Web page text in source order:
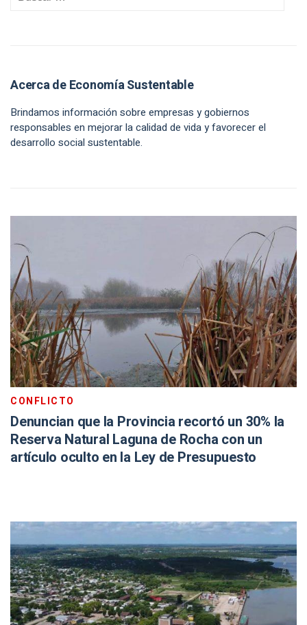
Acerca de Economía Sustentable
Brindamos información sobre empresas y gobiernos
responsables en mejorar la calidad de vida y favorecer el
desarrollo social sustentable.
CONFLICTO
Denuncian que la Provincia recortó un 30% la
Reserva Natural Laguna de Rocha con un
artículo oculto en la Ley de Presupuesto